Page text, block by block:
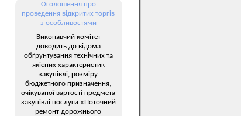
Оголошення про
проведення відкритих торгів
з особливостями
Виконавчий комітет
доводить до відома
обґрунтування технічних та
якісних характеристик
закупівлі, розміру
бюджетного призначення,
очікуваної вартості предмета
закупівлі послуги «Поточний
ремонт дорожнього